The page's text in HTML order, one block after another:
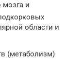
мозга и
области и
(метаболизм)